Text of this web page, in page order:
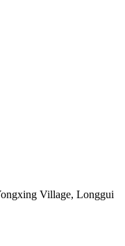
Village, Longgui